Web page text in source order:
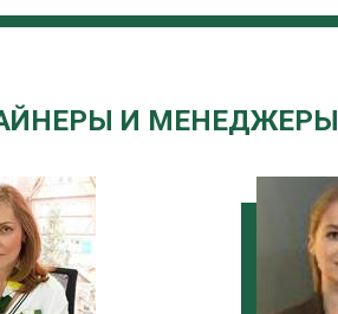
И МЕНЕДЖЕРЫ